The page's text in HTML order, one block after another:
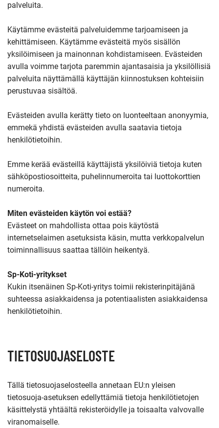
palveluita.
Käytämme evästeitä palveluidemme tarjoamiseen ja
kehittämiseen. Käytämme evästeitä myös sisällön
yksilöimiseen ja mainonnan kohdistamiseen. Evästeiden
avulla voimme tarjota paremmin ajantasaisia ja yksilöllisiä
palveluita näyttämällä käyttäjän kiinnostuksen kohteisiin
perustuvaa sisältöä.
Evästeiden avulla kerätty tieto on luonteeltaan anonyymia,
emmekä yhdistä evästeiden avulla saatavia tietoja
henkilötietoihin.
Emme kerää evästeillä käyttäjistä yksilöiviä tietoja kuten
sähköpostiosoitteita, puhelinnumeroita tai luottokorttien
numeroita.
Miten evästeiden käytön voi estää?
Evästeet on mahdollista ottaa pois käytöstä
internetselaimen asetuksista käsin, mutta verkkopalvelun
toiminnallisuus saattaa tällöin heikentyä.
Sp-Koti-yritykset
Kukin itsenäinen Sp-Koti-yritys toimii rekisterinpitäjänä
suhteessa asiakkaidensa ja potentiaalisten asiakkaidensa
henkilötietoihin.
TIETOSUOJASELOSTE
Tällä tietosuojaselosteella annetaan EU:n yleisen
tietosuoja-asetuksen edellyttämiä tietoja henkilötietojen
käsittelystä yhtäältä rekisteröidylle ja toisaalta valvovalle
viranomaiselle.